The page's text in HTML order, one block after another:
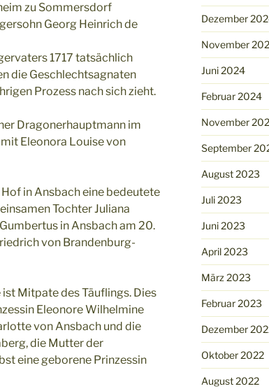
zu Sommersdorf
Georg Heinrich de
1717 tatsächlich
die Geschlechtsagnaten
Prozess nach sich zieht.
Dragonerhauptmann im
Eleonora Louise von
in Ansbach eine bedeutete
Tochter Juliana
in Ansbach am 20.
von Brandenburg-
Mitpate des Täuflings. Dies
Eleonore Wilhelmine
von Ansbach und die
die Mutter der
eine geborene Prinzessin
Dezember
November
Juni 2024
Februar 2024
November
September
August 2023
Juli 2023
Juni 2023
April 2023
März 2023
Februar 2023
Dezember
Oktober 2022
August 2022